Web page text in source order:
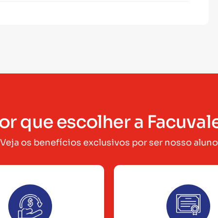
que escolher a
Veja os benefícios exclusivos por ser nosso aluno